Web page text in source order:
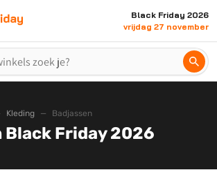
Black Friday 2026
vrijdag 27 november
Kleding Badjassen
Black Friday 2026